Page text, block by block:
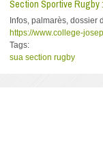
Section Sportive
Infos, palmarès, dossier
https://www.college-
Tags:
sua section rugby